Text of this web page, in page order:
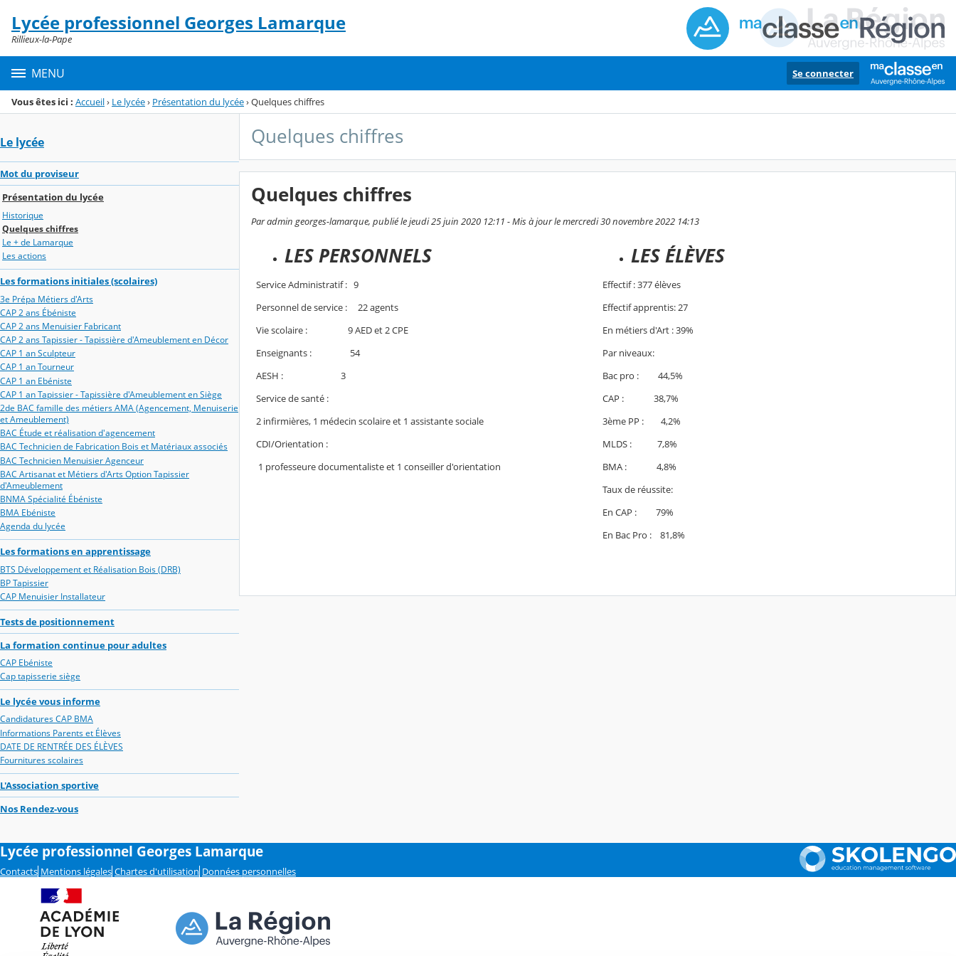
Menu de la rubrique
Contenu
Lycée professionnel Georges Lamarque
Rillieux-la-Pape
MENU Se connecter
Vous êtes ici : Accueil› Le lycée› Présentation du lycée›Quelques chiffres
Le lycée
Mot du proviseur
Présentation du lycée
Historique
Quelques chiffres
Le + de Lamarque
Les actions
Les formations initiales (scolaires)
3e Prépa Métiers d'Arts
CAP 2 ans Ébéniste
CAP 2 ans Menuisier Fabricant
CAP 2 ans Tapissier - Tapissière d'Ameublement en Décor
CAP 1 an Sculpteur
CAP 1 an Tourneur
CAP 1 an Ebéniste
CAP 1 an Tapissier - Tapissière d'Ameublement en Siège
2de BAC famille des métiers AMA (Agencement, Menuiserie
et Ameublement)
BAC Étude et réalisation d'agencement
BAC Technicien de Fabrication Bois et Matériaux associés
BAC Technicien Menuisier Agenceur
BAC Artisanat et Métiers d'Arts Option Tapissier
d'Ameublement
BNMA Spécialité Ébéniste
BMA Ebéniste
Agenda du lycée
Les formations en apprentissage
BTS Développement et Réalisation Bois (DRB)
BP Tapissier
CAP Menuisier Installateur
Tests de positionnement
La formation continue pour adultes
CAP Ebéniste
Cap tapisserie siège
Le lycée vous informe
Candidatures CAP BMA
Informations Parents et Élèves
DATE DE RENTRÉE DES ÉLÈVES
Fournitures scolaires
L'Association sportive
Nos Rendez-vous
Quelques chiffres
Quelques chiffres
Par admin georges-lamarque, publié le jeudi 25 juin 2020 12:11 - Mis à jour le mercredi 30 novembre 2022 14:13
LES PERSONNELS
Service Administratif : 9
Personnel de service : 22 agents
Vie scolaire : 9 AED et 2 CPE
Enseignants : 54
AESH : 3
Service de santé :
2 infirmières, 1 médecin scolaire et 1 assistante sociale
CDI/Orientation :
1 professeure documentaliste et 1 conseiller d'orientation
LES ÉLÈVES
Effectif : 377 élèves
Effectif apprentis: 27
En métiers d'Art : 39%
Par niveaux:
Bac pro : 44,5%
CAP : 38,7%
3ème PP : 4,2%
MLDS : 7,8%
BMA : 4,8%
Taux de réussite:
En CAP : 79%
En Bac Pro : 81,8%
Lycée professionnel Georges Lamarque
Contacts Mentions légales Chartes d'utilisation Données personnelles